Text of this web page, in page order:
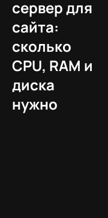
сервер для
сайта:
сколько
CPU, RAM и
диска
нужно